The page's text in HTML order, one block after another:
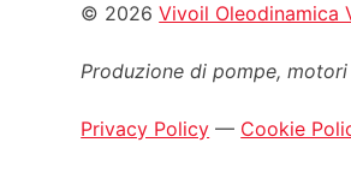
Informazioni
legali
© 2026Vivoil Oleodinamica
Produzione di pompe,
Privacy Policy — Cookie